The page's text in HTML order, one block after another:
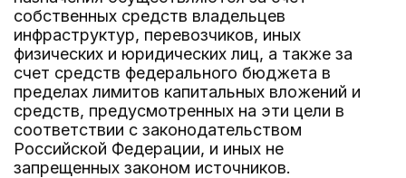
собственных средств владельцев
инфраструктур, перевозчиков, иных
физических и юридических лиц, а также за
счет средств федерального бюджета в
пределах лимитов капитальных вложений и
средств, предусмотренных на эти цели в
соответствии с законодательством
Российской Федерации, и иных не
запрещенных законом источников.